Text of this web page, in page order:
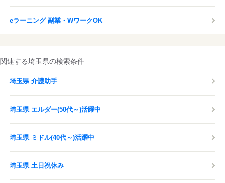
eラーニング 副業・WワークOK
関連する埼玉県の検索条件
埼玉県 介護助手
埼玉県 エルダー(50代～)活躍中
埼玉県 ミドル(40代～)活躍中
埼玉県 土日祝休み